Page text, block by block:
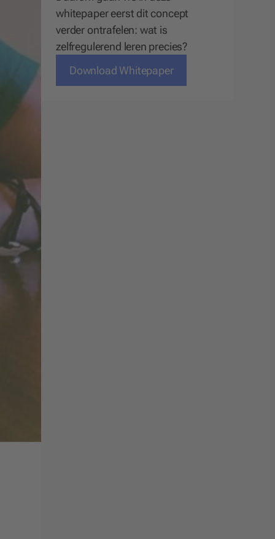
whitepaper eerst dit concept
verder ontrafelen: wat is
zelfregulerend leren precies?
Download Whitepaper